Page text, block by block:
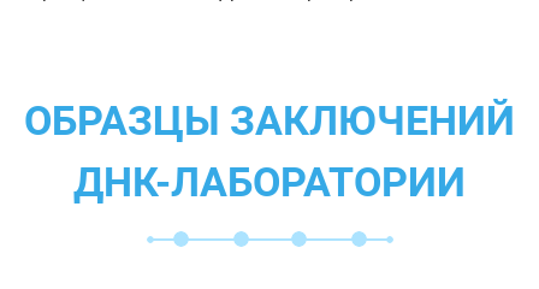
ОБРАЗЦЫ ЗАКЛЮЧЕНИЙ
ДНК-ЛАБОРАТОРИИ